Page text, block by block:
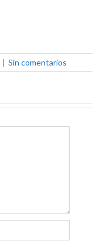
| Sin comentarios